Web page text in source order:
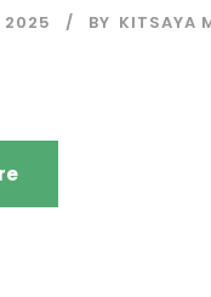
2025 BY KITSAYA